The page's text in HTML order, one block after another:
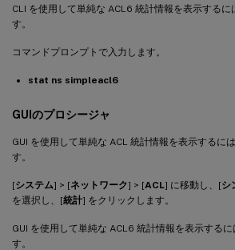
CLI を使用して単純な ACL6 統計情報を表示するに
す。
コマンドプロンプトで入力します。
stat ns simpleacl6
GUIのプロシージャ
GUI を使用して単純な ACL 統計情報を表示するに
す。
[システム] > [ネットワーク] > [ACL] に移動し、[シ
を選択し、[統計] をクリックします。
GUI を使用して単純な ACL6 統計情報を表示する
す。